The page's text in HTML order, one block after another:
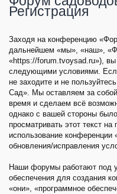
Регистрация
Заходя на конференцию
дальнейшем «мы», «наш»,
«https://forum.tvoysad.ru»),
следующими условиями.
не заходите и не
Сад». Мы оставляем за
время и сделаем всё
однако с вашей стороны
просматривать этот текст
использование
обновления/исправления
Наши форумы работают под
обеспечения для создания
«они», «программное